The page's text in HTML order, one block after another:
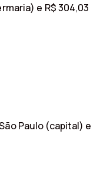
e R$ 304,03
Paulo (capital) e